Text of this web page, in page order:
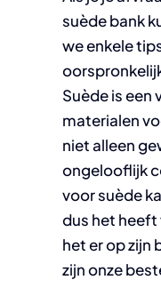
suède bank
we enkele
Suède is een
materialen
niet alleen
ongelooflijk
voor suède
dus het
het er op zijn
zijn onze